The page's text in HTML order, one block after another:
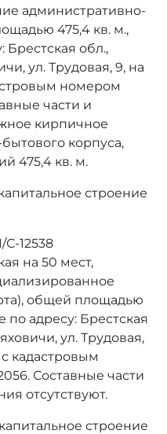
административно-
475,4 кв. м.,
Брестская обл.,
ул. Трудовая, 9, на
номером
части и
кирпичное
корпуса,
475,4 кв. м.
строение
12538
на 50 мест,
общей площадью
по адресу: Брестская
ул. Трудовая,
кадастровым
Составные части
отсутствуют.
строение